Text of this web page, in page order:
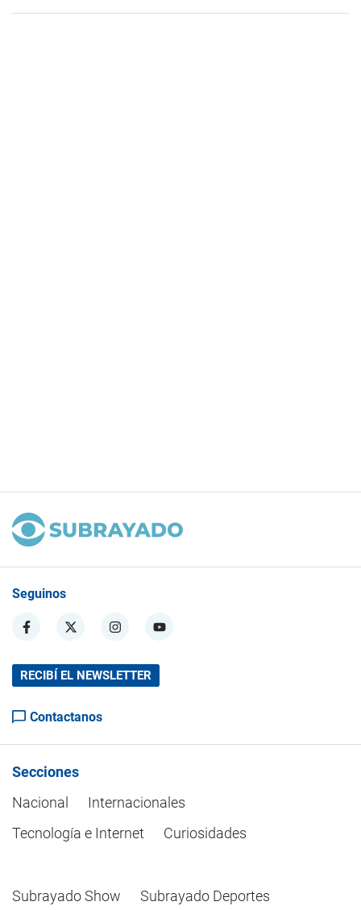
Seguinos
RECIBÍ EL NEWSLETTER
Contactanos
Secciones
Nacional
Internacionales
Tecnología e Internet
Curiosidades
Subrayado Show Subrayado Deportes